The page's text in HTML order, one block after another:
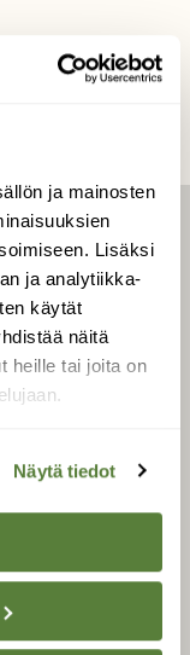
ja mainosten
Lisäksi
ja analytiikka-
käytät
näitä
heille tai joita on
Näytä tiedot
Luonto
juttua
LUONNON­
-lehden
onSuomen